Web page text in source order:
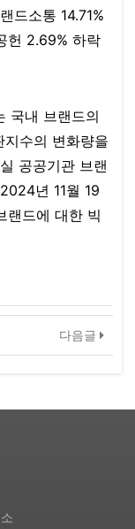
드소통 14.71%
헌 2.69% 하락
국내 브랜드의
수의 변화량을
공공기관 브랜
년 11월 19
랜드에 대한 빅
다음글